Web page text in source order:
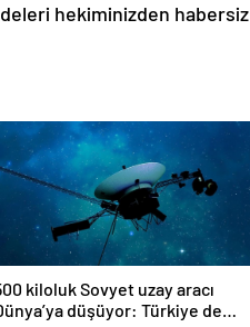
hekiminizden habersiz
kiloluk Sovyet uzay aracı
düşüyor: Türkiye de